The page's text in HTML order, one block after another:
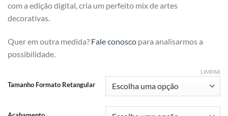
com a edição digital, cria um perfeito mix de artes
decorativas.
Quer em outra medida? Fale conosco para analisarmos a
possibilidade.
Tamanho Formato Retangular
LIMPAR